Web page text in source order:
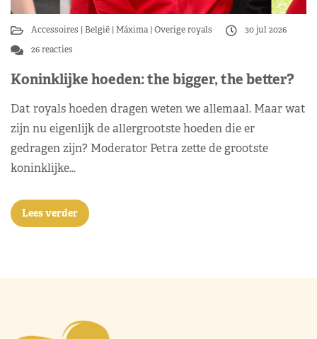
Accessoires België Máxima Overige royals
30 jul 2026
26 reacties
Koninklijke hoeden: the bigger, the better?
Dat royals hoeden dragen weten we allemaal. Maar wat
zijn nu eigenlijk de allergrootste hoeden die er
gedragen zijn? Moderator Petra zette de grootste
koninklijke…
Lees verder